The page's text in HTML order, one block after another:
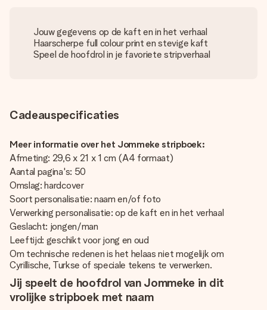
Jouw gegevens op de kaft en in het verhaal
Haarscherpe full colour print en stevige kaft
Speel de hoofdrol in je favoriete stripverhaal
Cadeauspecificaties
Meer informatie over het Jommeke stripboek:
Afmeting: 29,6 x 21 x 1 cm (A4 formaat)
Aantal pagina's: 50
Omslag: hardcover
Soort personalisatie: naam en/of foto
Verwerking personalisatie: op de kaft en in het verhaal
Geslacht: jongen/man
Leeftijd: geschikt voor jong en oud
Om technische redenen is het helaas niet mogelijk om
Cyrillische, Turkse of speciale tekens te verwerken.
Jij speelt de hoofdrol van Jommeke in dit
vrolijke stripboek met naam